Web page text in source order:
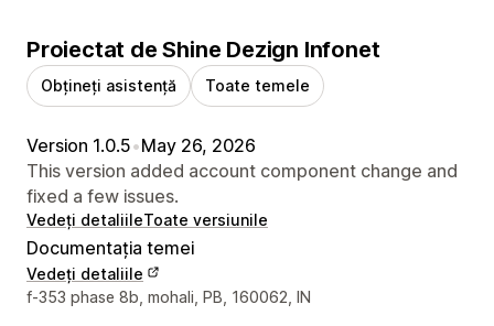
Proiectat de Shine Dezign Infonet
Obțineți asistență Toate temele
Version 1.0.5•May 26, 2026
This version added account component change and
fixed a few issues.
Vedeți detaliileToate versiunile
Documentația temei
Vedeți detaliile
Detaliile de contact ale designerului
f-353 phase 8b, mohali, PB, 160062, IN